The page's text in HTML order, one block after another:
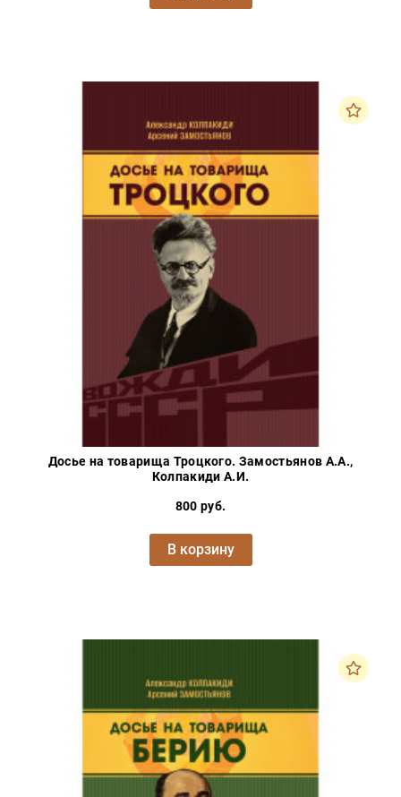
Досье на товарища Троцкого. Замостьянов А.А.,
Колпакиди А.И.
800 руб.
В корзину